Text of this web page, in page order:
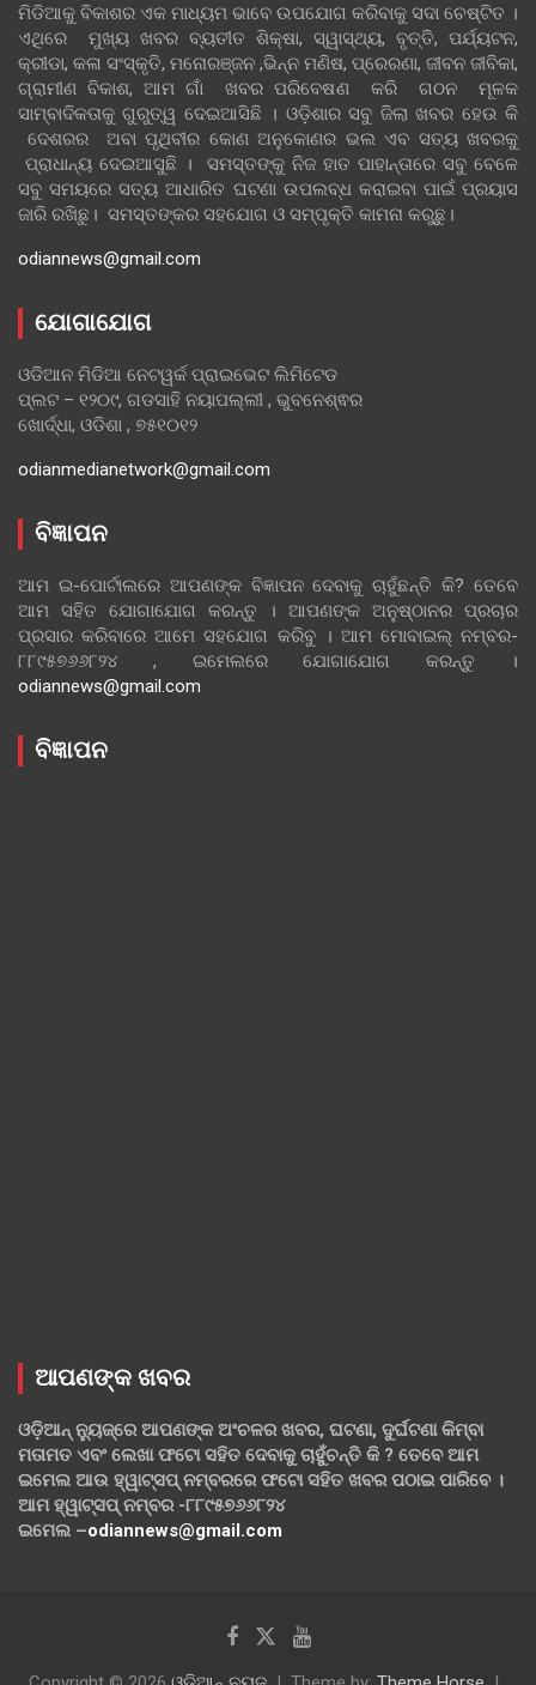
ମିଡିଆକୁ ବିକାଶର ଏକ ମାଧ୍ୟମ ଭାବେ ଉପଯୋଗ କରିବାକୁ ସଦା ଚେଷ୍ଟିତ ।
ଏଥିରେ ମୁଖ୍ୟ ଖବର ବ୍ୟତୀତ ଶିକ୍ଷା, ସ୍ୱାସ୍ଥ୍ୟ, ବୃତ୍ତି, ପର୍ଯ୍ୟଟନ,
କ୍ରୀଡା, କଳା ସଂସ୍କୃତି, ମନୋରଞ୍ଜନ ,ଭିନ୍ନ ମଣିଷ, ପ୍ରେରଣା, ଜୀବନ ଜୀବିକା,
ଗ୍ରାମୀଣ ବିକାଶ, ଆମ ଗାଁ ଖବର ପରିବେଷଣ କରି ଗଠନ ମୂଳକ
ସାମ୍ବାଦିକତାକୁ ଗୁରୁତ୍ୱ ଦେଇଆସିଛି । ଓଡ଼ିଶାର ସବୁ ଜିଲା ଖବର ହେଉ କି
ଦେଶରର ଅବା ପୃଥିବୀର କୋଣ ଅନୁକୋଣର ଭଲ ଏବ ସତ୍ୟ ଖବରକୁ
ପ୍ରାଧାନ୍ୟ ଦେଇଆସୁଛି । ସମସ୍ତଙ୍କୁ ନିଜ ହାତ ପାହାନ୍ତାରେ ସବୁ ବେଳେ
ସବୁ ସମୟରେ ସତ୍ୟ ଆଧାରିତ ଘଟଣା ଉପଲବ୍ଧ କରାଇବା ପାଇଁ ପ୍ରୟାସ
ଜାରି ରଖିଛୁ। ସମସ୍ତଙ୍କର ସହଯୋଗ ଓ ସମ୍ପୃକ୍ତି କାମନା କରୁଛୁ।
odiannews@gmail.com
ଯୋଗାଯୋଗ
ଓଡିଆନ ମିଡିଆ ନେଟୱର୍କ ପ୍ରାଇଭେଟ ଲିମିଟେଡ
ପ୍ଲଟ – ୧୨୦୯, ଗଡସାହି ନୟାପଲ୍ଲୀ , ଭୁବନେଶ୍ଵର
ଖୋର୍ଦ୍ଧା, ଓଡିଶା , ୭୫୧୦୧୨
odianmedianetwork@gmail.com
ବିଜ୍ଞାପନ
ଆମ ଇ-ପୋର୍ଟାଲରେ ଆପଣଙ୍କ ବିଜ୍ଞାପନ ଦେବାକୁ ଚାହୁଁଛନ୍ତି କି? ତେବେ
ଆମ ସହିତ ଯୋଗାଯୋଗ କରନ୍ତୁ । ଆପଣଙ୍କ ଅନୁଷ୍ଠାନର ପ୍ରଚାର
ପ୍ରସାର କରିବାରେ ଆମେ ସହଯୋଗ କରିବୁ । ଆମ ମୋବାଇଲ୍ ନମ୍ବର-
୮୮୯୫୭୬୬୮୨୪ , ଇମେଲରେ ଯୋଗାଯୋଗ କରନ୍ତୁ ।
odiannews@gmail.com
ବିଜ୍ଞାପନ
ଆପଣଙ୍କ ଖବର
ଓଡ଼ିଆନ୍ ନ୍ୟୁଜ୍‌ରେ ଆପଣଙ୍କ ଅଂଚଳର ଖବର, ଘଟଣା, ଦୁର୍ଘଟଣା କିମ୍ବା
ମତାମତ ଏବଂ ଲେଖା ଫଟୋ ସହିତ ଦେବାକୁ ଚାହୁଁଚନ୍ତି କି ? ତେବେ ଆମ
ଇମେଲ ଆଉ ହ୍ୱାଟ୍‌ସପ୍ ନମ୍ବରରେ ଫଟୋ ସହିତ ଖବର ପଠାଇ ପାରିବେ ।
ଆମ ହ୍ୱାଟ୍‌ସପ୍ ନମ୍ବର -୮୮୯୫୭୬୬୮୨୪
ଇମେଲ –odiannews@gmail.com